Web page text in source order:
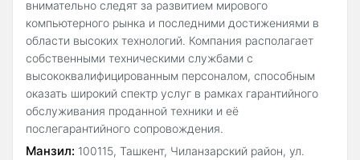
внимательно следят за развитием мирового
компьютерного рынка и последними достижениями в
области высоких технологий. Компания располагает
собственными техническими службами с
высококвалифицированным персоналом, способным
оказать широкий спектр услуг в рамках гарантийного
обслуживания проданной техники и её
послегарантийного сопровождения.
Манзил: 100115, Ташкент, Чиланзарский район, ул.